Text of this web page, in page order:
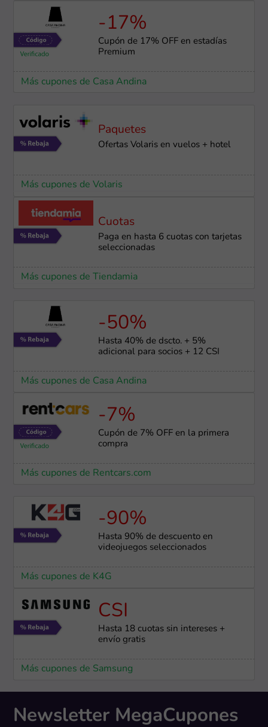
-17%
Cupón de 17% OFF en estadías
Premium
Más cupones de Casa Andina
Paquetes
Ofertas Volaris en vuelos + hotel
Más cupones de Volaris
Cuotas
Paga en hasta 6 cuotas con tarjetas
seleccionadas
Más cupones de Tiendamia
-50%
Hasta 40% de dscto. + 5%
adicional para socios + 12 CSI
Más cupones de Casa Andina
-7%
Cupón de 7% OFF en la primera
compra
Más cupones de Rentcars.com
-90%
Hasta 90% de descuento en
videojuegos seleccionados
Más cupones de K4G
CSI
Hasta 18 cuotas sin intereses +
envío gratis
Más cupones de Samsung
Newsletter MegaCupones